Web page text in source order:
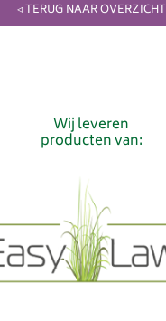
◃ TERUG NAAR OVERZICHT
Wij leveren
producten van: